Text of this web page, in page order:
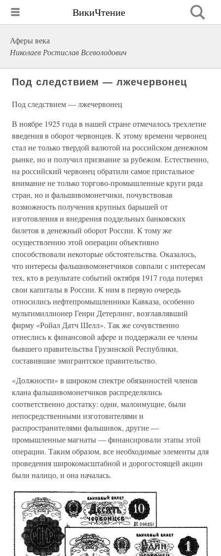
ВикиЧтение
Аферы века
Николаев Ростислав Всеволодович
Под следствием — лжечервонец
Под следствием — лжечервонец
В ноябре 1925 года в нашей стране отмечалось трехлетие
введения в оборот червонцев. К этому времени червонец
стал не только твердой валютой на российском денежном
рынке, но и получил признание за рубежом. Естественно,
на российский червонец обратили самое пристальное
внимание не только торгово-промышленные круги ряда
стран, но и фальшивомонетчики, почувствовав
возможность получения крупных барышей от
изготовления и внедрения поддельных банковских
билетов в денежный оборот России. К тому же
осуществлению этой операции объективно
способствовали некоторые обстоятельства. Оказалось,
что интересы фальшивомонетчиков совпали с интересам
тех, кто в результате событий октября 1917 года потерял
свои капиталы в России. К ним в первую очередь
относились нефтепромышленники Кавказа, особенно
мультимиллионер Генри Детерлинг, возглавлявший
фирму «Ройал Датч Шелл». Так же сочувственно
отнеслись к финансовой aфepe и поддержали ее члены
бывшего правительства Грузинской Республики,
составившие эмигрантское правительство.
«Должности» в широком спектре обязанностей членов
клана фальшивомонетчиков распределялись
соответственно достатку: одни, малоимущие, были
непосредственными изготовителями и
распространителями фальшивок, другие —
промышленные магнаты — финансировали этапы этой
операции. Таким образом, все необходимые элементы для
проведения широкомасштабной и дорогостоящей акции
были налицо, и она началась.